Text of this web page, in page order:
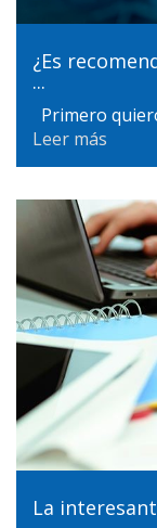
¿Es
...
Primero
Leer más
La